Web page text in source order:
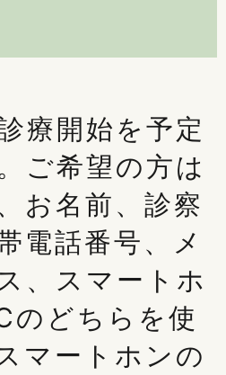
療開始を予定
ご希望の方は
お名前、診察
電話番号、メ
、スマートホ
のどちらを使
マートホンの